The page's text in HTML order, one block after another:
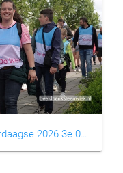
20260610 Avondvierdaagse 2026 3e 0012